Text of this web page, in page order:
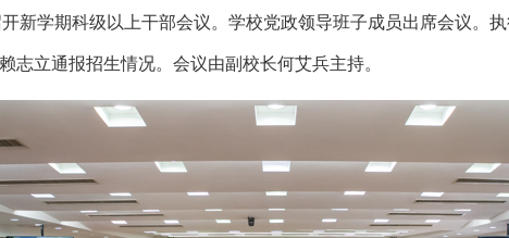
新学期科级以上干部会议。学校党政领导班子成员出席会议。
志立通报招生情况。会议由副校长何艾兵主持。